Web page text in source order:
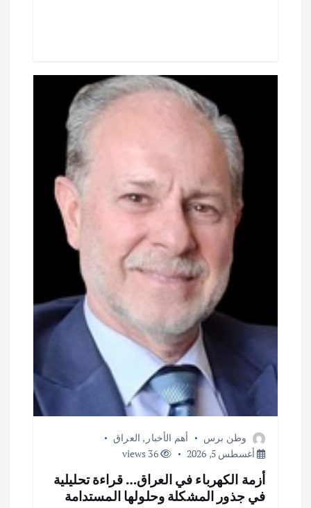
وطن برس أهم الأخبار , العراق
أغسطس 5, 2026
36 views
أزمة الكهرباء في العراق… قراءة تحليلية
في جذور المشكلة وحلولها المستدامة